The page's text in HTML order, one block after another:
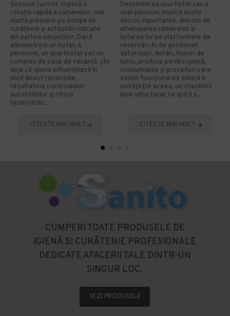
Sezonul turistic implică o
rotație rapidă a camerelor, mai
multă presiune pe echipa de
curățenie și așteptări ridicate
din partea oaspeților. Dacă
administrezi un hotel, o
pensiune, un aparthotel sau un
complex de case de vacanță, știi
deja că igiena influențează în
mod direct recenziile,
rezultatele controalelor
autorităților și ritmul
rezervărilo..
CITESTE MAI MULT
Deschiderea unui hotel sau a
unei pensiuni implică multe
decizii importante, dincolo de
amenajarea camerelor și
listarea lor pe platformele de
rezervări. Ai de gestionat
autorizații, dotări, fluxuri de
lucru, produse pentru igienă,
consumabile și proceduri care
susțin funcționarea zilnică a
unității.De aceea, un checklist
bine structurat te ajută s..
CITESTE MAI MULT
CUMPERI TOATE PRODUSELE DE
IGIENĂ SI CURĂTENIE PROFESIONALE
DEDICATE AFACERII TALE DINTR-UN
SINGUR LOC.
VEZI PRODUSELE